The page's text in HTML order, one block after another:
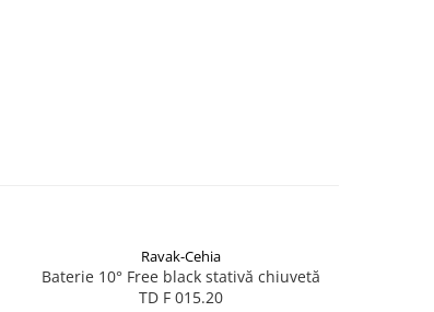
Ravak-Cehia
Baterie 10° Free black stativă chiuvetă
TD F 015.20